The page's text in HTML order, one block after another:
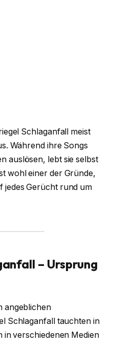
Schlaganfall meist
Während ihre Songs
auslösen, lebt sie selbst
wohl einer der Gründe,
jedes Gerücht rund um
– Ursprung
angeblichen
Schlaganfall tauchten in
verschiedenen Medien